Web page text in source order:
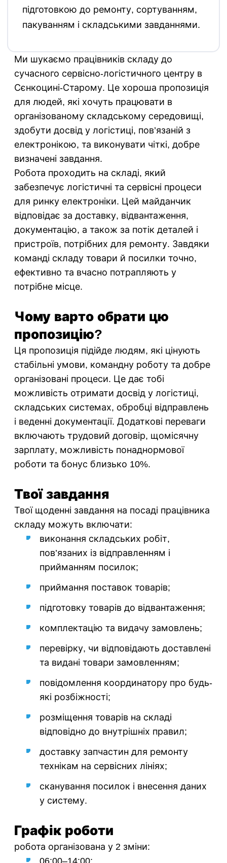
підготовкою до ремонту, сортуванням,
пакуванням і складськими завданнями.
Ми шукаємо працівників складу до
сучасного сервісно-логістичного центру в
Сєнкоцині-Старому. Це хороша пропозиція
для людей, які хочуть працювати в
організованому складському середовищі,
здобути досвід у логістиці, пов’язаній з
електронікою, та виконувати чіткі, добре
визначені завдання.
Робота проходить на складі, який
забезпечує логістичні та сервісні процеси
для ринку електроніки. Цей майданчик
відповідає за доставку, відвантаження,
документацію, а також за потік деталей і
пристроїв, потрібних для ремонту. Завдяки
команді складу товари й посилки точно,
ефективно та вчасно потрапляють у
потрібне місце.
Чому варто обрати цю
пропозицію?
Ця пропозиція підійде людям, які цінують
стабільні умови, командну роботу та добре
організовані процеси. Це дає тобі
можливість отримати досвід у логістиці,
складських системах, обробці відправлень
і веденні документації. Додаткові переваги
включають трудовий договір, щомісячну
зарплату, можливість понаднормової
роботи та бонус близько 10%.
Твої завдання
Твої щоденні завдання на посаді працівника
складу можуть включати:
виконання складських робіт,
пов’язаних із відправленням і
прийманням посилок;
приймання поставок товарів;
підготовку товарів до відвантаження;
комплектацію та видачу замовлень;
перевірку, чи відповідають доставлені
та видані товари замовленням;
повідомлення координатору про будь-
які розбіжності;
розміщення товарів на складі
відповідно до внутрішніх правил;
доставку запчастин для ремонту
технікам на сервісних лініях;
сканування посилок і внесення даних
у систему.
Графік роботи
робота організована у 2 зміни:
06:00–14:00;